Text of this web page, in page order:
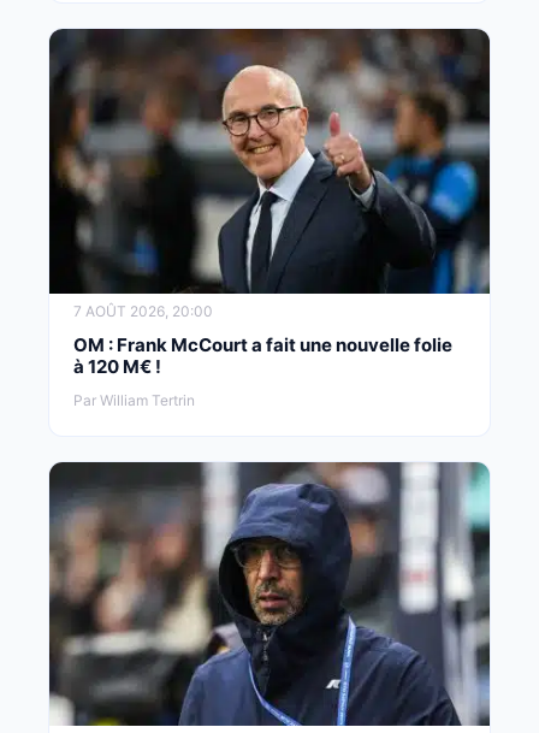
7 AOÛT 2026, 20:00
OM : Frank McCourt a fait une nouvelle folie
à 120 M€ !
Par William Tertrin